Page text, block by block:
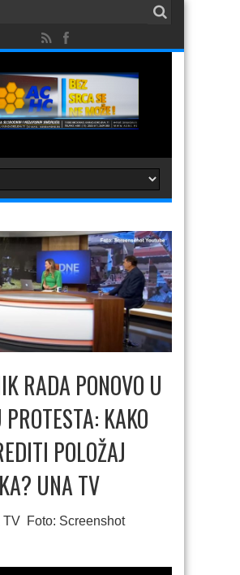
RADA PONOVO U
KAKO
POLOŽAJ
UNA TV
TV Foto: Screenshot